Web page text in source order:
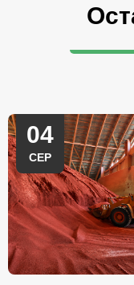
04
СЕР